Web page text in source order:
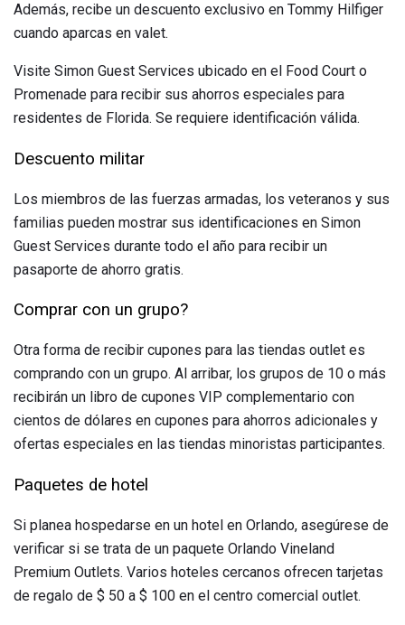
Además, recibe un descuento exclusivo en Tommy Hilfiger
cuando aparcas en valet.
Visite Simon Guest Services ubicado en el Food Court o
Promenade para recibir sus ahorros especiales para
residentes de Florida. Se requiere identificación válida.
Descuento militar
Los miembros de las fuerzas armadas, los veteranos y sus
familias pueden mostrar sus identificaciones en Simon
Guest Services durante todo el año para recibir un
pasaporte de ahorro gratis.
Comprar con un grupo?
Otra forma de recibir cupones para las tiendas outlet es
comprando con un grupo. Al arribar, los grupos de 10 o más
recibirán un libro de cupones VIP complementario con
cientos de dólares en cupones para ahorros adicionales y
ofertas especiales en las tiendas minoristas participantes.
Paquetes de hotel
Si planea hospedarse en un hotel en Orlando, asegúrese de
verificar si se trata de un paquete Orlando Vineland
Premium Outlets. Varios hoteles cercanos ofrecen tarjetas
de regalo de $ 50 a $ 100 en el centro comercial outlet.